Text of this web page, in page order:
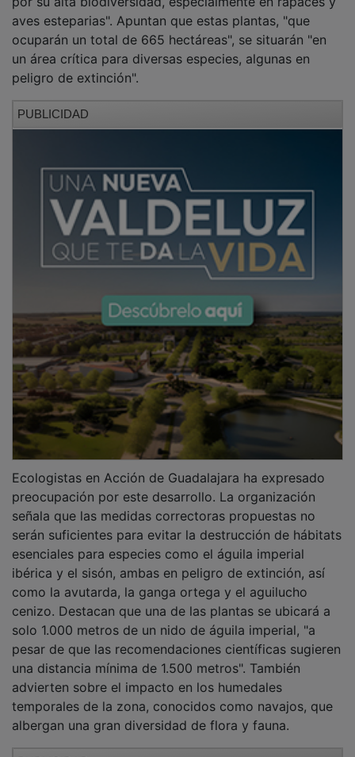
aves esteparias". Apuntan que estas plantas, "que
ocuparán un total de 665 hectáreas", se situarán "en
un área crítica para diversas especies, algunas en
peligro de extinción".
preocupación por este desarrollo. La organización
señala que las medidas correctoras propuestas no
serán suficientes para evitar la destrucción de hábitats
esenciales para especies como el águila imperial
ibérica y el sisón, ambas en peligro de extinción, así
como la avutarda, la ganga ortega y el aguilucho
cenizo. Destacan que una de las plantas se ubicará a
solo 1.000 metros de un nido de águila imperial, "a
pesar de que las recomendaciones científicas sugieren
una distancia mínima de 1.500 metros". También
advierten sobre el impacto en los humedales
temporales de la zona, conocidos como navajos, que
albergan una gran diversidad de flora y fauna.